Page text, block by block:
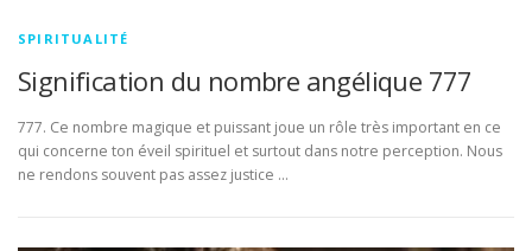
SPIRITUALITÉ
Signification du nombre angélique 777
777. Ce nombre magique et puissant joue un rôle très important en ce
qui concerne ton éveil spirituel et surtout dans notre perception. Nous
ne rendons souvent pas assez justice …